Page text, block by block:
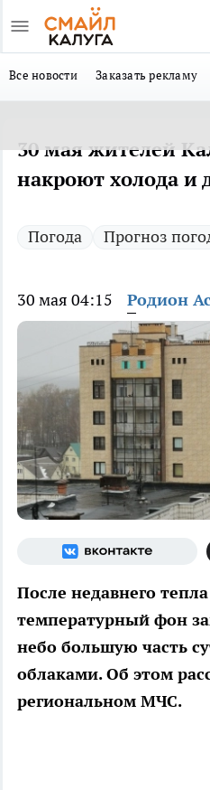
Все новости Заказать рекламу
30 мая жителей
накроют холода и
Погода Прогноз
30 мая 04:15 Родион
После недавнего
температурный фон
небо большую часть
облаками. Об этом
региональном МЧС.